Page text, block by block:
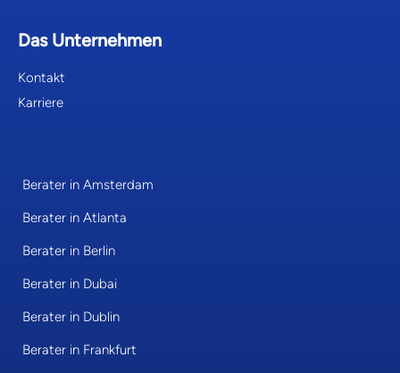
Das Unternehmen
Kontakt
Karriere
Berater in Amsterdam
Berater in Atlanta
Berater in Berlin
Berater in Dubai
Berater in Dublin
Berater in Frankfurt